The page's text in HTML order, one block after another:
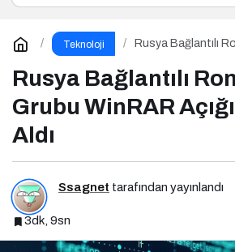
Teknoloji
Rusya Bağlantılı
Rusya Bağlantılı
Grubu WinRAR
Aldı
Ssagnet tarafından yayınlandı
3dk, 9sn